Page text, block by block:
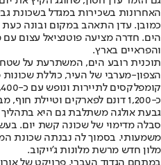
האחרונות בשכירות במגדל בשכונת
כמובן. עדן התאהב במקום ובונה
הים. חדרה מציעה פוטנציאל עצום עם
והפראיים בארץ.
כ-1,200 דונם לפארקים וטיילת חוף, מבני ציבור ומסחר.
גבעת אולגה משתלבת גם היא
סבלה מדימוי של שכונה קשת יום.
משמעותי. בסמוך לה נבנתה שכונת
מלון חדש מרשת מלונות ג’ייקוב.